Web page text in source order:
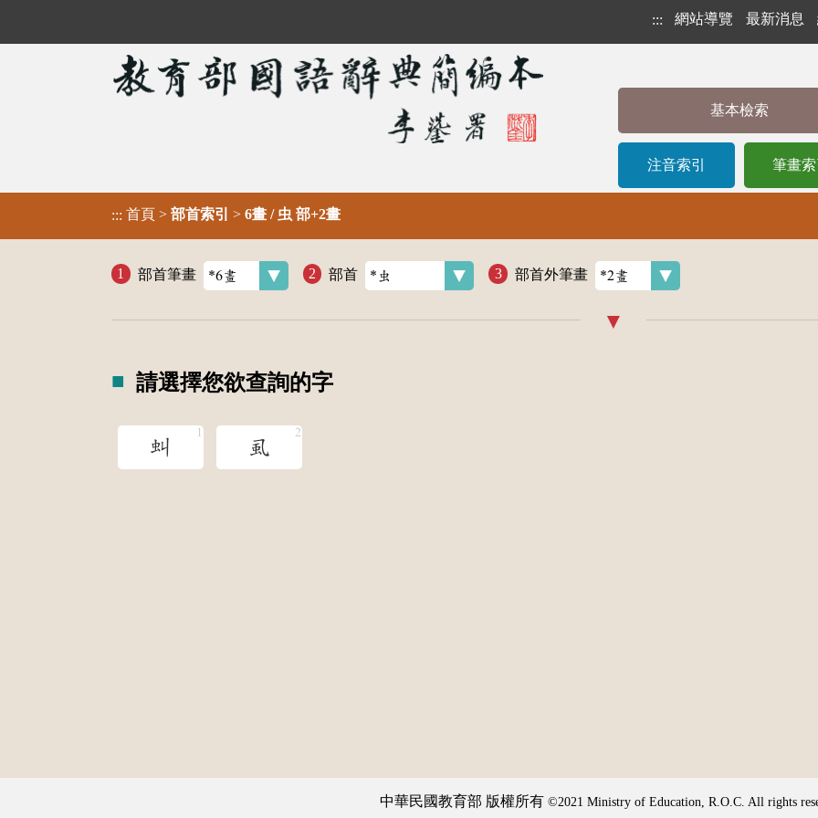
::: 網站導覽 最新消息
基本檢索
注音索引 筆畫索
::: 首頁 > 部首索引 > 6畫 / 虫 部+2畫
部首筆畫 部首 部首外筆畫
請選擇您欲查詢的字
虯 虱
中華民國教育部 版權所有 ©2021 Ministry of Education, R.O.C. All rights